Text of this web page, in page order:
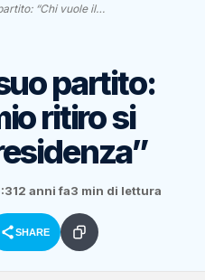
“Chi vuole il…
partito:
ritiro si
2 anni fa3 min di lettura
SHARE